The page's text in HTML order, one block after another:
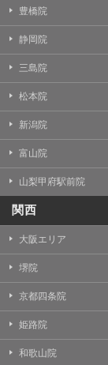
豊橋院
静岡院
三島院
松本院
新潟院
富山院
山梨甲府駅前院
関西
大阪エリア
堺院
京都四条院
姫路院
和歌山院